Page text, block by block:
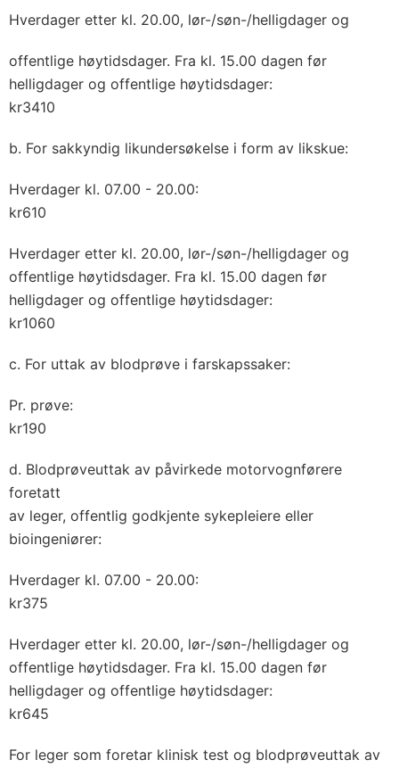
Hverdager etter kl. 20.00, lør-/søn-/helligdager og
offentlige høytidsdager. Fra kl. 15.00 dagen før
helligdager og offentlige høytidsdager:
kr3410
b. For sakkyndig likundersøkelse i form av likskue:
Hverdager kl. 07.00 - 20.00:
kr610
Hverdager etter kl. 20.00, lør-/søn-/helligdager og
offentlige høytidsdager. Fra kl. 15.00 dagen før
helligdager og offentlige høytidsdager:
kr1060
c. For uttak av blodprøve i farskapssaker:
Pr. prøve:
kr190
d. Blodprøveuttak av påvirkede motorvognførere
foretatt
av leger, offentlig godkjente sykepleiere eller
bioingeniører:
Hverdager kl. 07.00 - 20.00:
kr375
Hverdager etter kl. 20.00, lør-/søn-/helligdager og
offentlige høytidsdager. Fra kl. 15.00 dagen før
helligdager og offentlige høytidsdager:
kr645
For leger som foretar klinisk test og blodprøveuttak av